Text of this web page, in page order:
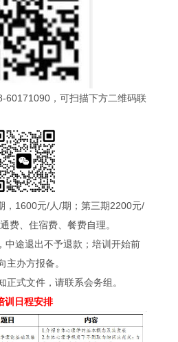
60171090，可扫描下方二维码联
，1600元/人/期；第三期2200元/
费、住宿费、餐费自理。
中途退出不予退款；培训开始前
主办方报备。
正式文件，请联系会务组。
训日程安排